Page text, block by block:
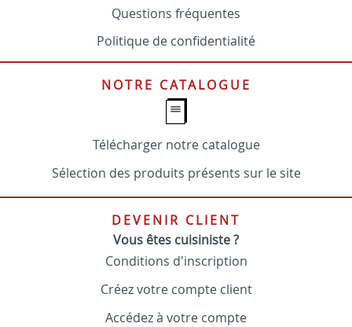
Questions fréquentes
Politique de confidentialité
NOTRE CATALOGUE
Télécharger notre catalogue
Sélection des produits présents sur le site
DEVENIR CLIENT
Vous êtes cuisiniste ?
Conditions d'inscription
Créez votre compte client
Accédez à votre compte